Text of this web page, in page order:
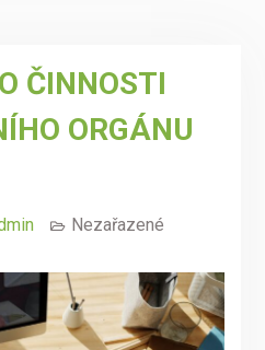
ČINNOSTI
ORGÁNU
Nezařazené